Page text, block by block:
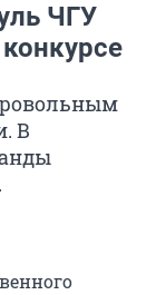
ЧГУ
В